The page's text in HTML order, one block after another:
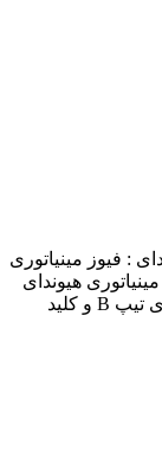
دو پل 63 آمپر هیوندای : فیوز مینیاتوری
فیوز مینیاتوری هیوندای
است. کلید مینیاتوری به دو صورت کلید مینیاتوری تیپ B و کلید